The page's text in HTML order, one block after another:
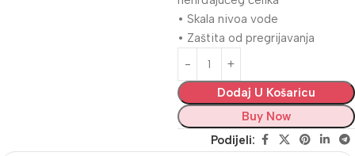
• Skala nivoa vode
• Zaštita od pregrijavanja
Dodaj U Košaricu
Buy Now
Podijeli: